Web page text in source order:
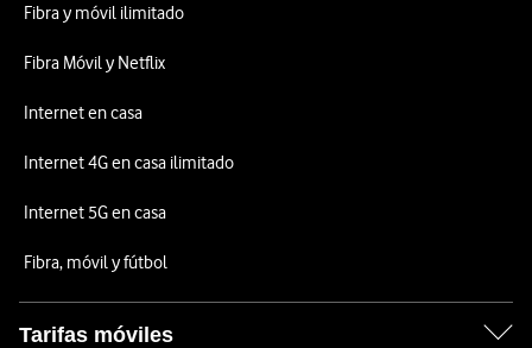
Fibra y móvil ilimitado
Fibra Móvil y Netflix
Internet en casa
Internet 4G en casa ilimitado
Internet 5G en casa
Fibra, móvil y fútbol
Tarifas móviles